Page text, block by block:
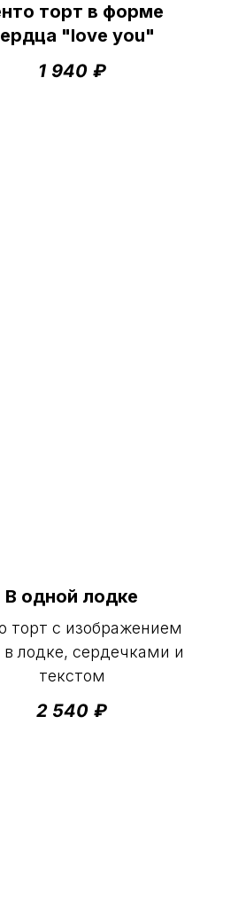
торт в форме
"love you"
1 940 ₽
В одной лодке
торт с изображением
лодке, сердечками и
текстом
2 540 ₽